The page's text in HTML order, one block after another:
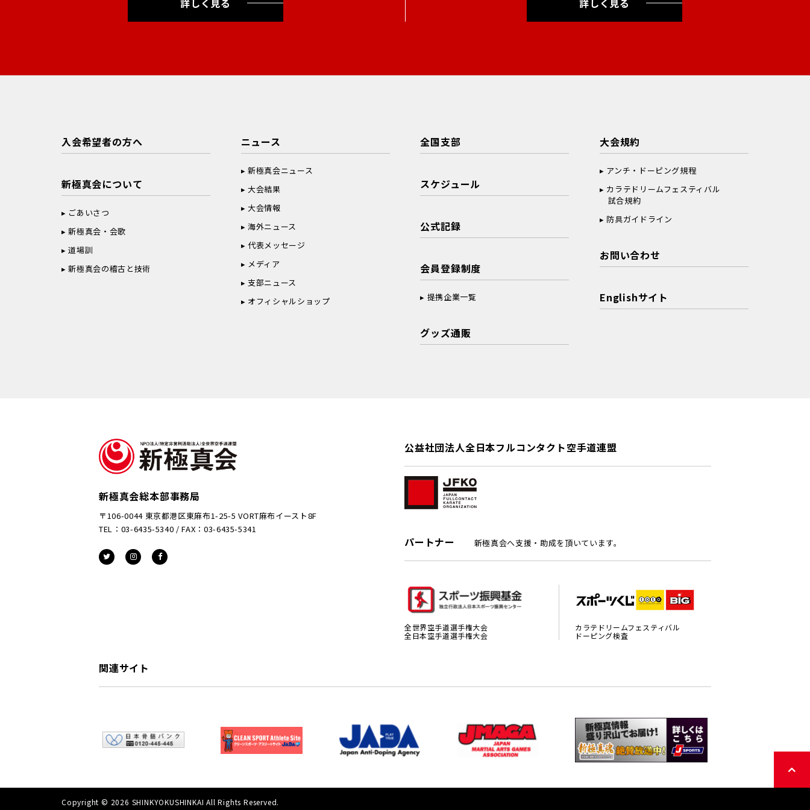
詳しく見る 詳しく見る
入会希望者の方へ
新極真会について
ごあいさつ
新極真会・会歌
道場訓
新極真会の稽古と技術
ニュース
新極真会ニュース
大会結果
大会情報
海外ニュース
代表メッセージ
メディア
支部ニュース
オフィシャルショップ
全国支部
スケジュール
公式記録
会員登録制度
提携企業一覧
グッズ通販
大会規約
アンチ・ドーピング規程
カラテドリームフェスティバル
試合規約
防具ガイドライン
お問い合わせ
Englishサイト
新極真会総本部事務局
〒106-0044 東京都港区東麻布1-25-5 VORT麻布イースト8F
TEL：03-6435-5340 / FAX：03-6435-5341
公益社団法人全日本フルコンタクト空手道連盟
パートナー 新極真会へ支援・助成を頂いています。
全世界空手道選手権大会
全日本空手道選手権大会
カラテドリームフェスティバル
ドーピング検査
関連サイト
Copyright © 2026 SHINKYOKUSHINKAI All Rights Reserved.